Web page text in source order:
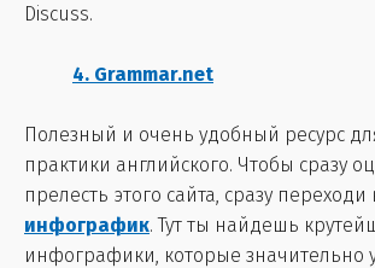
Discuss.
4. Grammar.net
Полезный и очень удобный ресурс
практики английского. Чтобы сразу
прелесть этого сайта, сразу переходи
инфографик. Тут ты найдешь
инфографики, которые значительно